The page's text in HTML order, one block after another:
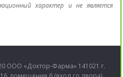
характер и не является
ООО «Доктор-Фарма» 141021 г.